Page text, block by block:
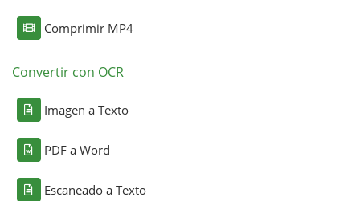
Comprimir MP4
Convertir con OCR
Imagen a Texto
PDF a Word
Escaneado a Texto